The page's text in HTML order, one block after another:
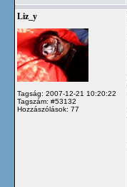
Liz_y
Tagság: 2007-12-21 10:20:22
Tagszám: #53132
Hozzászólások: 77